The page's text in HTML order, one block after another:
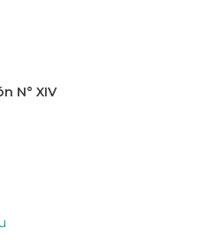
N° XIV